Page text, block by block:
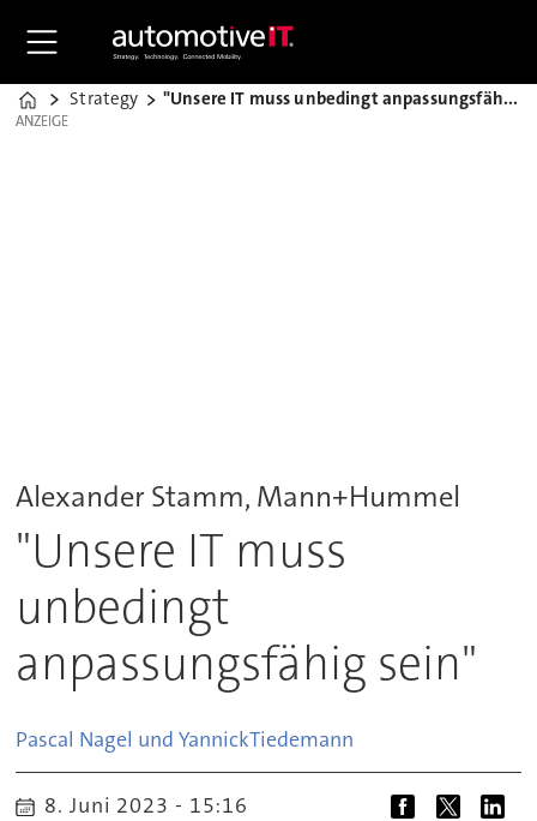
Home
Strategy "Unsere IT muss unbedingt anpassungsfähig sein"
ANZEIGE
ANZEIGE
Alexander Stamm, Mann+Hummel
"Unsere IT muss
unbedingt
anpassungsfähig sein"
Pascal Nagel und YannickTiedemann
8. Juni 2023 - 15:16